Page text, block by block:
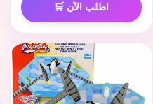
اطلب الآن 🛒